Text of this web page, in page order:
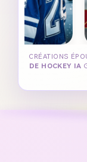
CRÉATIONS
DE HOCKEY IA